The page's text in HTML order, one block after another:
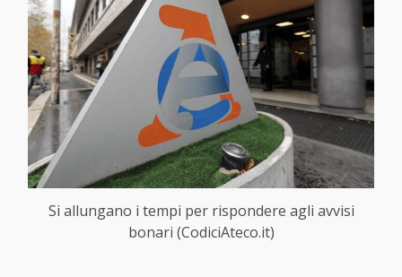
Si allungano i tempi per rispondere agli avvisi
bonari (CodiciAteco.it)